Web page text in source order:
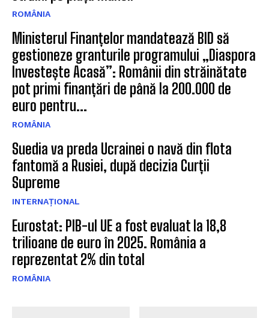
ROMÂNIA
Ministerul Finanțelor mandatează BID să
gestioneze granturile programului „Diaspora
Investește Acasă”: Românii din străinătate
pot primi finanțări de până la 200.000 de
euro pentru...
ROMÂNIA
Suedia va preda Ucrainei o navă din flota
fantomă a Rusiei, după decizia Curții
Supreme
INTERNAȚIONAL
Eurostat: PIB-ul UE a fost evaluat la 18,8
trilioane de euro în 2025. România a
reprezentat 2% din total
ROMÂNIA